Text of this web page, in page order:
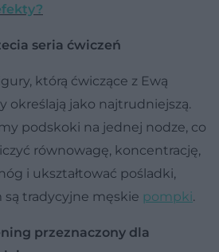
seria ćwiczeń
którą ćwiczące z Ewą
określają jako najtrudniejszą.
podskoki na jednej nodze, co
równowagę, koncentrację,
i ukształtować pośladki,
tradycyjne męskie pompki.
przeznaczony dla